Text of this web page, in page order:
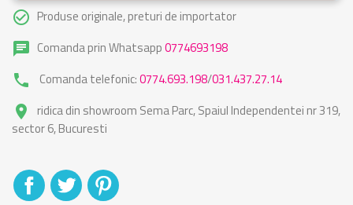
check_circle_outline Produse originale, preturi de importator
chat Comanda prin Whatsapp0774693198
phone Comanda telefonic:0774.693.198/031.437.27.14
place
ridica din showroom Sema Parc, Spaiul Independentei nr 319,
sector 6, Bucuresti
DistribuitiTweet